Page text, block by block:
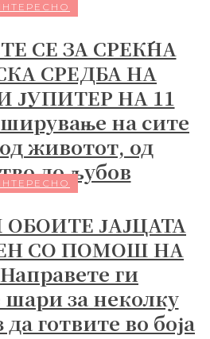
СЕ ЗА СРЕЌНА
СРЕДБА НА
ЈУПИТЕР НА 11
на сите
животот, од
до љубов
ЈАЈЦАТА
СО ПОМОШ НА
ги
шари за неколку
готвите во боја